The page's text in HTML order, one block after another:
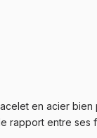
en acier
rapport entre